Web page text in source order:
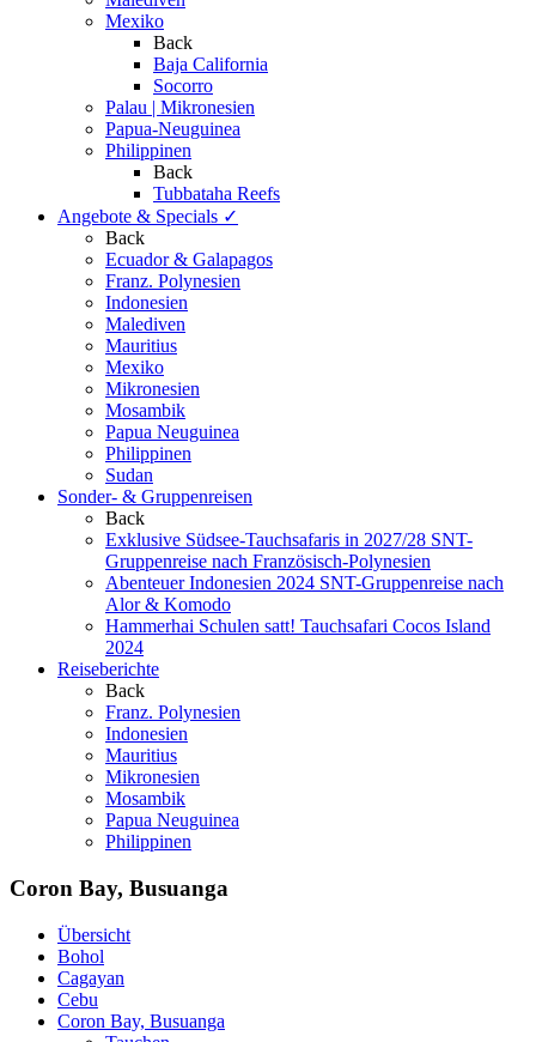
Mexiko
Back
Baja California
Socorro
Palau | Mikronesien
Papua-Neuguinea
Philippinen
Back
Tubbataha Reefs
Angebote & Specials ✓
Back
Ecuador & Galapagos
Franz. Polynesien
Indonesien
Malediven
Mauritius
Mexiko
Mikronesien
Mosambik
Papua Neuguinea
Philippinen
Sudan
Sonder- & Gruppenreisen
Back
Exklusive Südsee-Tauchsafaris in 2027/28 SNT-
Gruppenreise nach Französisch-Polynesien
Abenteuer Indonesien 2024 SNT-Gruppenreise nach
Alor & Komodo
Hammerhai Schulen satt! Tauchsafari Cocos Island
2024
Reiseberichte
Back
Franz. Polynesien
Indonesien
Mauritius
Mikronesien
Mosambik
Papua Neuguinea
Philippinen
Coron Bay, Busuanga
Übersicht
Bohol
Cagayan
Cebu
Coron Bay, Busuanga